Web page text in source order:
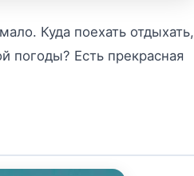
Куда поехать отдыхать,
погоды? Есть прекрасная